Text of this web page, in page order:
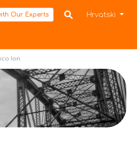
Our Experts Hrvatski
Ion